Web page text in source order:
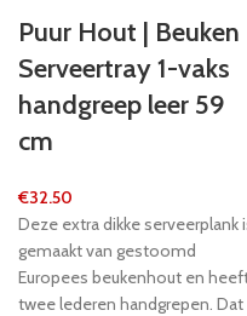
Puur Hout | Beuken
Serveertray 1-vaks
handgreep leer 59
cm
€32.50
Deze extra dikke serveerplank
gemaakt van gestoomd
Europees beukenhout en
twee lederen handgrepen. Dat